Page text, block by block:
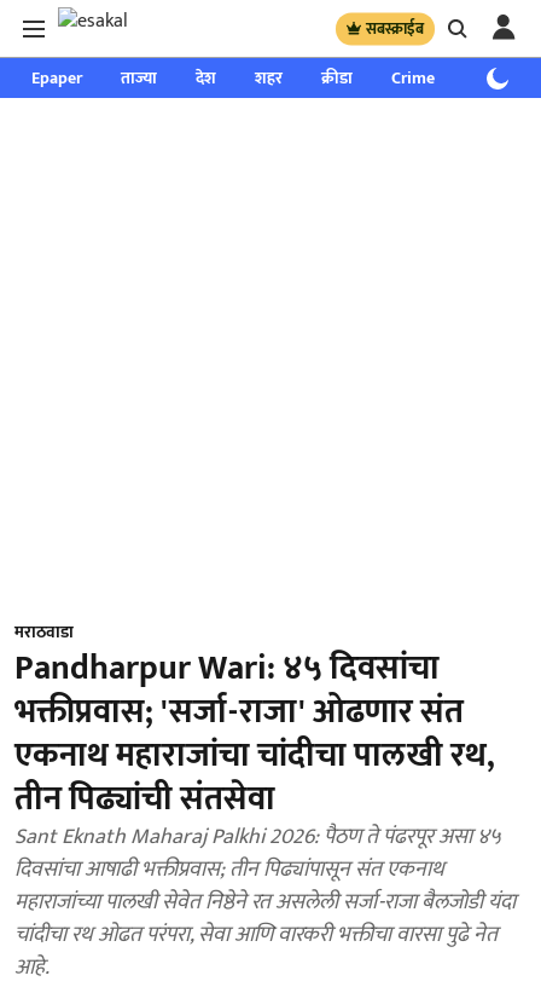
सबस्क्राईब
Epaper ताज्या देश शहर क्रीडा Crime साप्ताहिक
मराठवाडा
Pandharpur Wari: ४५ दिवसांचा
भक्तीप्रवास; 'सर्जा-राजा' ओढणार संत
एकनाथ महाराजांचा चांदीचा पालखी रथ,
तीन पिढ्यांची संतसेवा
Sant Eknath Maharaj Palkhi 2026: पैठण ते पंढरपूर असा ४५
दिवसांचा आषाढी भक्तीप्रवास; तीन पिढ्यांपासून संत एकनाथ
महाराजांच्या पालखी सेवेत निष्ठेने रत असलेली सर्जा-राजा बैलजोडी यंदा
चांदीचा रथ ओढत परंपरा, सेवा आणि वारकरी भक्तीचा वारसा पुढे नेत
आहे.